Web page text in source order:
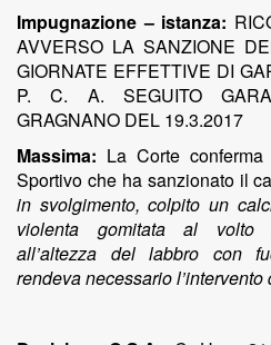
Impugnazione – istanza:
AVVERSO LA SANZIONE
GIORNATE EFFETTIVE DI
P. C. A. SEGUITO
GRAGNANO DEL 19.3.2017
Massima: La Corte
Sportivo che ha sanzionato il
in svolgimento, colpito un
violenta gomitata al volto
all’altezza del labbro con
rendeva necessario l’intervento